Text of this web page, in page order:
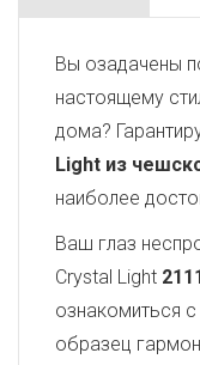
Вы озадачены
настоящему
дома?
Light из
наиболее
Ваш глаз
Crystal Light
ознакомиться
образец